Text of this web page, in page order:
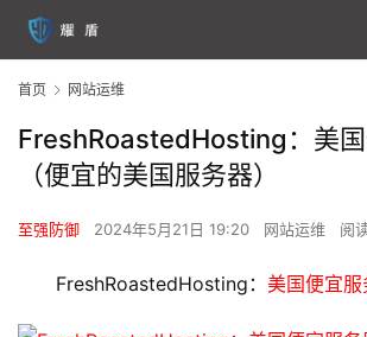
首页 网站运维
FreshRoastedHosting：美
（便宜的美国服务器）
至强防御 2024年5月21日 19:20 网站运维 阅
FreshRoastedHosting： 美国便宜服